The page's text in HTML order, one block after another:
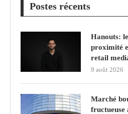
Postes récents
Hanouts:
proximité
retail
9 août 2026
Marché
fructueuse